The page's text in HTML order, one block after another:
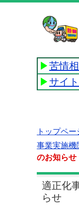
▶苦情
▶サイ
トップペー
事業実施機
のお知らせ
適正化
らせ